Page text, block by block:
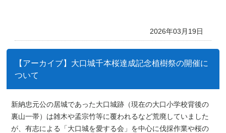
2026年03月19日
【アーカイブ】大口城千本桜達成記念植樹祭の開催に
ついて
新納忠元公の居城であった大口城跡（現在の大口小学校背後の
裏山一帯）は雑木や孟宗竹等に覆われるなど荒廃していました
が、有志による「大口城を愛する会」を中心に伐採作業や桜の